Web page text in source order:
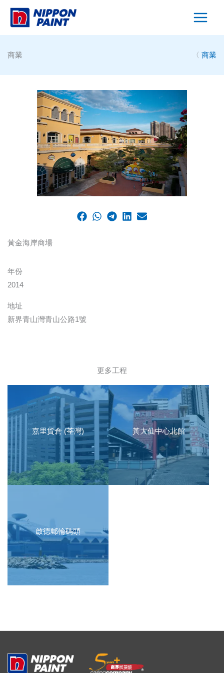
Skip
商業 〈 商業
黃金海岸商場
年份
2014
地址
新界青山灣青山公路1號
更多工程
嘉里貨倉 (荃灣) 黃大仙中心北館
啟德郵輪碼頭